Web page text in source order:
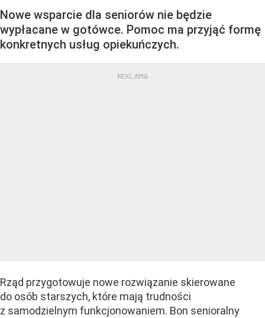
Nowe wsparcie dla seniorów nie będzie
wypłacane w gotówce. Pomoc ma przyjąć formę
konkretnych usług opiekuńczych.
Rząd przygotowuje nowe rozwiązanie skierowane
do osób starszych, które mają trudności
z samodzielnym funkcjonowaniem. Bon senioralny